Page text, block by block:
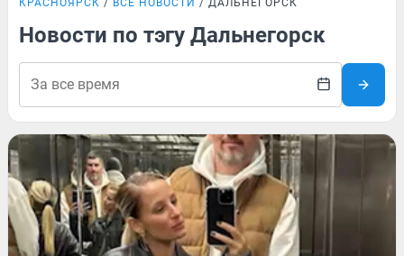
КРАСНОЯРСК ВСЕ НОВОСТИ ДАЛЬНЕГОРСК
Новости по тэгу Дальнегорск